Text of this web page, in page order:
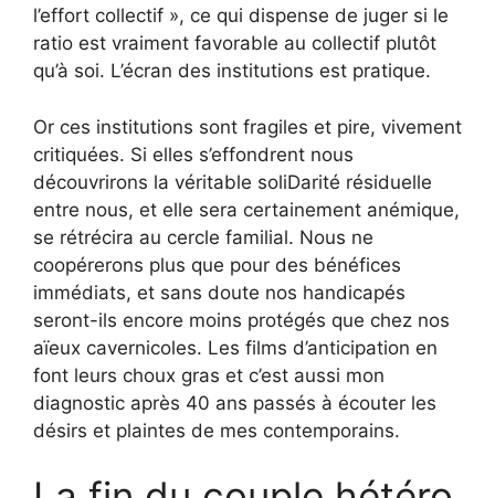
l’effort collectif », ce qui dispense de juger si le
ratio est vraiment favorable au collectif plutôt
qu’à soi. L’écran des institutions est pratique.
Or ces institutions sont fragiles et pire, vivement
critiquées. Si elles s’effondrent nous
découvrirons la véritable soliDarité résiduelle
entre nous, et elle sera certainement anémique,
se rétrécira au cercle familial. Nous ne
coopérerons plus que pour des bénéfices
immédiats, et sans doute nos handicapés
seront-ils encore moins protégés que chez nos
aïeux cavernicoles. Les films d’anticipation en
font leurs choux gras et c’est aussi mon
diagnostic après 40 ans passés à écouter les
désirs et plaintes de mes contemporains.